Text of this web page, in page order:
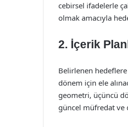
cebirsel ifadelerle
olmak amacıyla
2. İçerik
Belirlenen
dönem için ele
geometri, üçüncü
güncel müfredat ve